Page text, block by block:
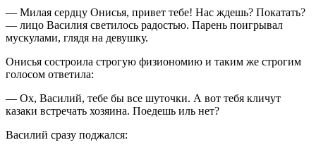
— Милая сердцу Онисья, привет тебе! Нас ждешь? Покатать?
— лицо Василия светилось радостью. Парень поигрывал
мускулами, глядя на девушку.
Онисья состроила строгую физиономию и таким же строгим
голосом ответила:
— Ох, Василий, тебе бы все шуточки. А вот тебя кличут
казаки встречать хозяина. Поедешь иль нет?
Василий сразу поджался: